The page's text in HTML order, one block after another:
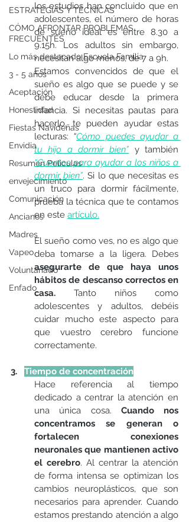
ESTRATEGIAS Y TÉCNICAS
CÓMO AFRONTAR PROBLEMAS
FRECUENTES
Lo más destacado Escuela Familia
3 - 5 años
Aceptación
Honestidad
Fiestas Navideñas
Envidia
Resumen Peliculas
envejecimiento
Comunicación
Ancianos
Madres
Vapeo
Voluntariado
Enfado
los estudios han concluido que en
adolescentes, el número de horas
de sueño ideal es entre 8.30 a
9.15h. Los adultos sin embargo,
necesitan algo menos, de 7 a 9h.
Estamos convencidos de que el
sueño es algo que se puede y se
debe educar desde la primera
infancia. Si necesitas pautas para
hacerlo, te pueden ayudar estas
lecturas: “Cómo puedes ayudar a
tu hijo a dormir bien”
“Cuentos para ayudar a los niños a
dormir bien”. Si lo que necesitas es
un truco para dormir fácilmente,
prueba la técnica que te contamos
en este artículo.
El sueño como ves, no es algo que
asegurarte de que haya unos
hábitos de descanso correctos en
casa. Tanto niños como
adolescentes y adultos, debéis
cuidar mucho este aspecto para
que vuestro cerebro funcione
correctamente.
3. Tiempo de concentración
Hace referencia al tiempo
dedicado a centrar la atención en
una única cosa. Cuando nos
concentramos se generan o
fortalecen conexiones
neuronales que mantienen activo
el cerebro. Al centrar la atención
de forma intensa se optimizan los
cambios neuroplásticos, que son
necesarios para aprender. Cuando
estamos prestando atención a algo